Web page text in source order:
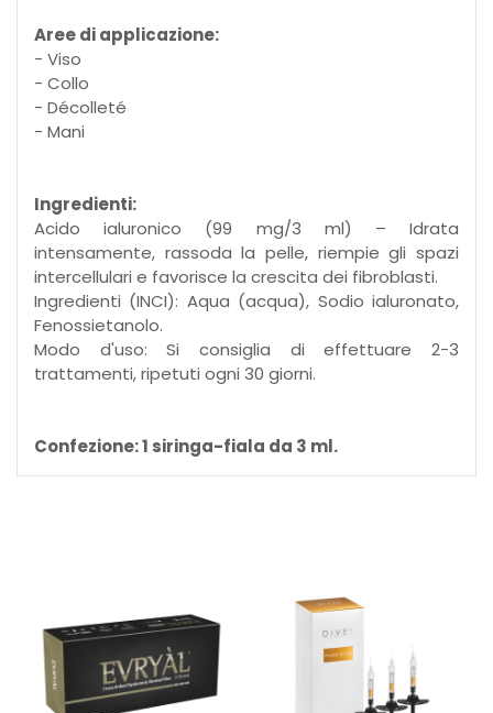
Aree di applicazione:
- Viso
- Collo
- Décolleté
- Mani
Ingredienti:
Acido ialuronico (99 mg/3 ml) – Idrata
intensamente, rassoda la pelle, riempie gli spazi
intercellulari e favorisce la crescita dei fibroblasti.
Ingredienti (INCI): Aqua (acqua), Sodio ialuronato,
Fenossietanolo.
Modo d'uso: Si consiglia di effettuare 2-3
trattamenti, ripetuti ogni 30 giorni.
Confezione: 1 siringa-fiala da 3 ml.